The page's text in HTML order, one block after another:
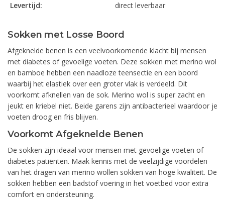
Levertijd:
direct leverbaar
Sokken met Losse Boord
Afgeknelde benen is een veelvoorkomende klacht bij mensen
met diabetes of gevoelige voeten. Deze sokken met merino wol
en bamboe hebben een naadloze teensectie en een boord
waarbij het elastiek over een groter vlak is verdeeld. Dit
voorkomt afknellen van de sok. Merino wol is super zacht en
jeukt en kriebel niet. Beide garens zijn antibacterieel waardoor je
voeten droog en fris blijven.
Voorkomt Afgeknelde Benen
De sokken zijn ideaal voor mensen met gevoelige voeten of
diabetes patiënten. Maak kennis met de veelzijdige voordelen
van het dragen van merino wollen sokken van hoge kwaliteit. De
sokken hebben een badstof voering in het voetbed voor extra
comfort en ondersteuning.